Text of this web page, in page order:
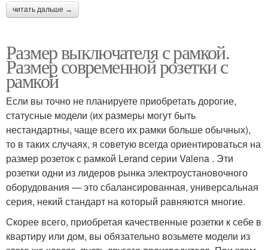
читать дальше →
Размер выключателя с рамкой.
Размер современной розетки с
рамкой
Если вы точно не планируете приобретать дорогие,
статусные модели (их размеры могут быть
нестандартны, чаще всего их рамки больше обычных),
то в таких случаях, я советую всегда ориентироваться на
размер розеток с рамкой Lerand серии Valena . Эти
розетки одни из лидеров рынка электроустановочного
оборудования — это сбалансированная, универсальная
серия, некий стандарт на который равняются многие.
Скорее всего, приобретая качественные розетки к себе в
квартиру или дом, вы обязательно возьмете модели из